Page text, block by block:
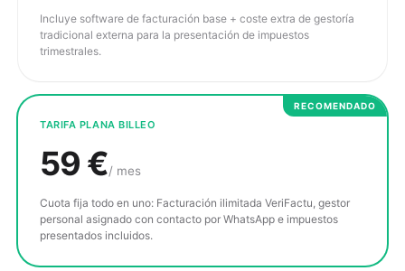
Incluye software de facturación base + coste extra de gestoría
tradicional externa para la presentación de impuestos
trimestrales.
RECOMENDADO
TARIFA PLANA BILLEO
59 €/ mes
Cuota fija todo en uno: Facturación ilimitada VeriFactu, gestor
personal asignado con contacto por WhatsApp e impuestos
presentados incluidos.